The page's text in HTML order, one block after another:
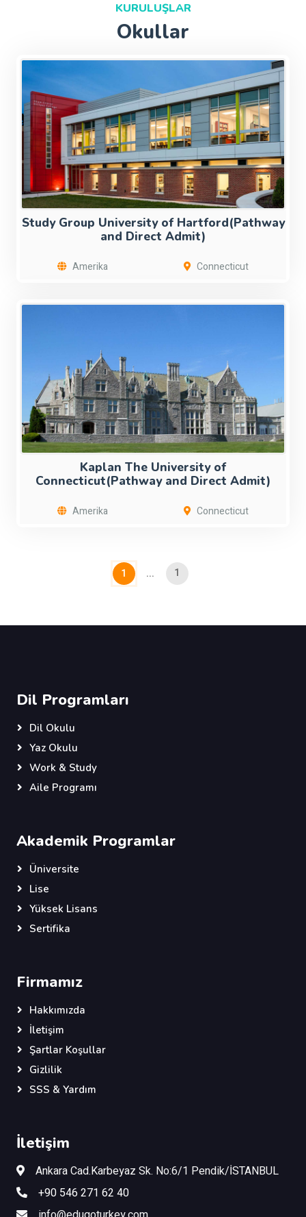
KURULUŞLAR
Okullar
Study Group University of Hartford(Pathway
and Direct Admit)
Amerika Connecticut
Kaplan The University of
Connecticut(Pathway and Direct Admit)
Amerika Connecticut
1 ... 1
Dil Programları
Dil Okulu
Yaz Okulu
Work & Study
Aile Programı
Akademik Programlar
Üniversite
Lise
Yüksek Lisans
Sertifika
Firmamız
Hakkımızda
İletişim
Şartlar Koşullar
Gizlilik
SSS & Yardım
İletişim
Ankara Cad.Karbeyaz Sk. No:6/1 Pendik/İSTANBUL
+90 546 271 62 40